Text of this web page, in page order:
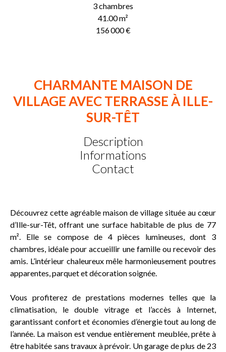
3 chambres
41.00m²
156 000 €
CHARMANTE MAISON DE
VILLAGE AVEC TERRASSE À ILLE-
SUR-TÊT
Description
Informations
Contact
Découvrez cette agréable maison de village située au cœur
d’Ille-sur-Têt, offrant une surface habitable de plus de 77
m². Elle se compose de 4 pièces lumineuses, dont 3
chambres, idéale pour accueillir une famille ou recevoir des
amis. L’intérieur chaleureux mêle harmonieusement poutres
apparentes, parquet et décoration soignée.
Vous profiterez de prestations modernes telles que la
climatisation, le double vitrage et l’accès à Internet,
garantissant confort et économies d’énergie tout au long de
l’année. La maison est vendue entièrement meublée, prête à
être habitée sans travaux à prévoir. Un garage de plus de 23